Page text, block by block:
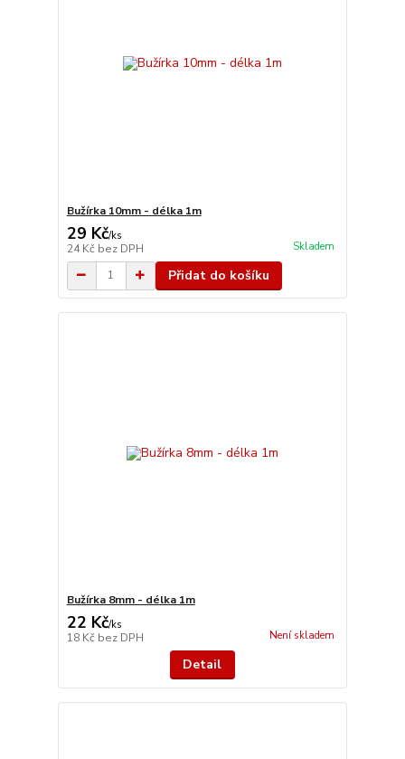
Bužírka 10mm - délka 1m
29 Kč/ks
24 Kč bez DPH Skladem
Přidat do košíku
Bužírka 8mm - délka 1m
22 Kč/ks
18 Kč bez DPH Není skladem
Detail